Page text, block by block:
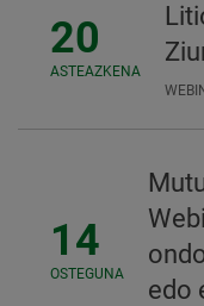
20
ASTEAZKENA
14
OSTEGUNA
edo